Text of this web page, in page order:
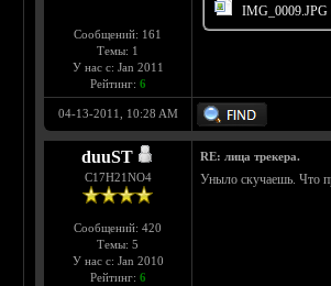
Сообщений: 161
Темы: 1
У нас с: Jan 2011
Рейтинг: 6
IMG_0009.JPG
04-13-2011, 10:28 AM
duuST
С17H21NO4
Сообщений: 420
Темы: 5
У нас с: Jan 2010
Рейтинг: 6
RE: лица трекера.
Уныло скучаешь. Что